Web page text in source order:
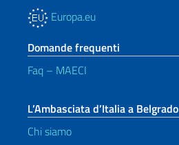
Europa.eu
Domande frequenti
Faq – MAECI
L’Ambasciata d’Italia a Belgrado
Chi siamo